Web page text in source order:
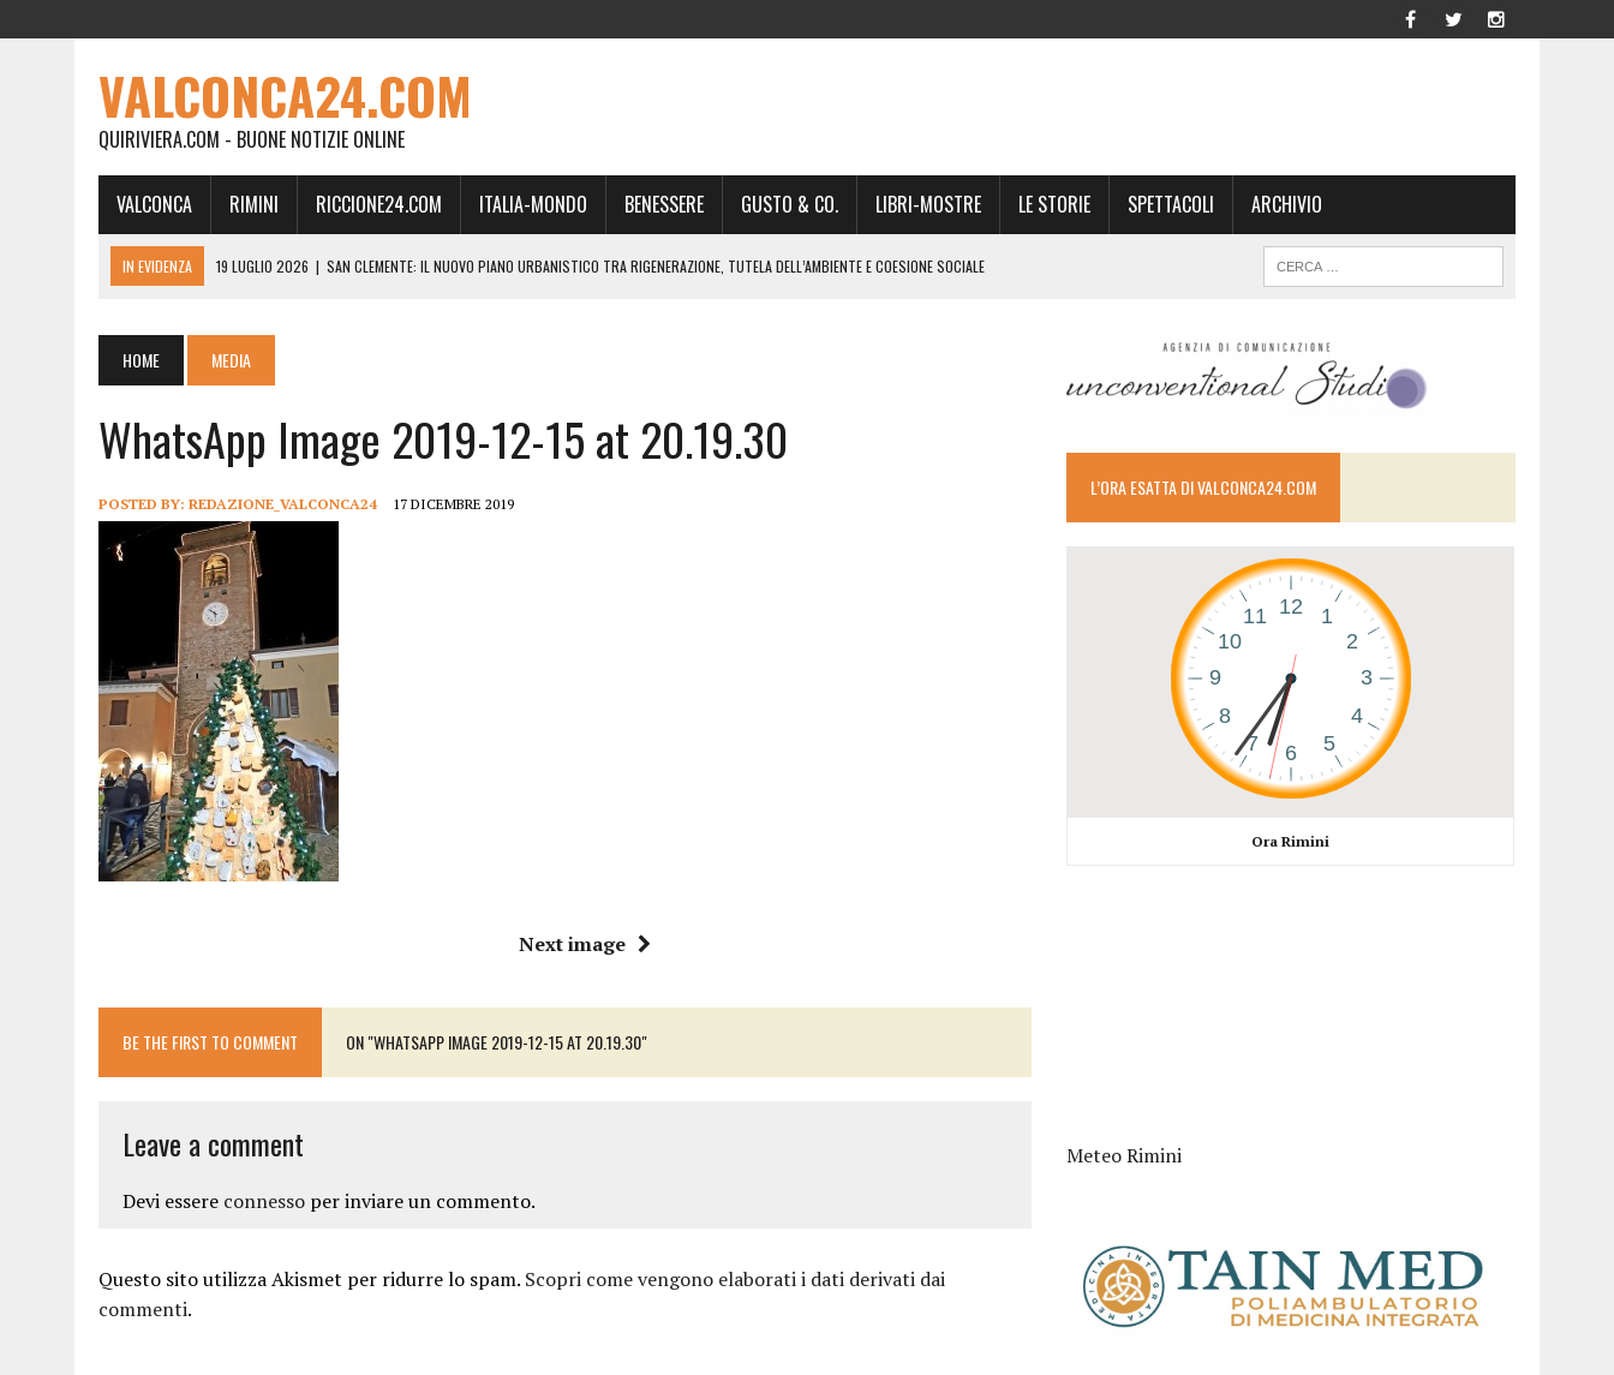
VALCONCA24.COM
QUIRIVIERA.COM - BUONE NOTIZIE ONLINE
VALCONCA RIMINI RICCIONE24.COM ITALIA-MONDO BENESSERE GUSTO & CO. LIBRI-MOSTRE LE STORIE SPETTACOLI ARCHIVIO
IN EVIDENZA 19 LUGLIO 2026 | SAN CLEMENTE: IL NUOVO PIANO URBANISTICO TRA RIGENERAZIONE, TUTELA DELL’AMBIENTE E COESIONE SOCIALE
19 FEBBRAIO 2026 | RIMINI, A IL GATTO SULL’ALBICOCCO ARRIVA ANDREA GIONCHETTI SOMMELIER DEL CALABRESE “QAFIZ”
28 GENNAIO 2026
DOVE LA CARNE DIVENTA MEMORIA: IL CORPO, L’ORIGINE, IL RITORNO. L’OPERA DI KIROLES BOSHRA È VITA VERA
18 DICEMBRE 2025 | SAN CLEMENTE, AL VILLA ULTIMO ATTO DELLA PRIMA PARTE DI STAGIONE TEATRALE CON CLAUDIO MORICI SABATO 20
18 DICEMBRE 2025 | SAN CLEMENTE, SALA DEL CONSIGLIO INTITOLATA A GIACOMO MATTEOTTI: “VITTIMA DELLA FURIA FASCISTA”
15 DICEMBRE 2025 | PANETTONI, TORRONE E CONTRO-PANETTONE: IN VALCONCA VINCONO MARZIALI, BURESTA, BARTOLINI, BIGUCCI, TASINI
11 DICEMBRE 2025 | LA GUIDA FLOS OLEI INCORONA I “MAGNIFICI 7” DELL’EVO IN REGIONE: TRE POSTI D’ONORE TOCCANO ALLA VALCONCA
11 DICEMBRE 2025 | DANTE ALIGHIERI E L’USO DI PAPAVERINA: ECCO COME RIUSCÌ A COMPORRE TANTE OPERE COSÌ VOLUMINOSE
10 DICEMBRE 2025 | MONTESCUDO, AL TEATRO ROSASPINA PRIMA EDIZIONE DELL’ITALIAN PET FRIENDLY GALÀ IDEATO DA MARCO BONINI
6 DICEMBRE 2025 | CATTOLICA, I FRATELLI RAUCCI CONFERMANO LA LORO STELLA DEL PREMIO GUIDA CHEF DI PIZZA: “UN GRANDE ONORE”
1 AGOSTO 2026 | A CATTOLICA APRE “RAVEN”: IL PRIMO “DRINK PLAY SHOP” DELLA REGINA VOLUTO DA FRANCESCA E NICOLAS
HOME MEDIA
WhatsApp Image 2019-12-15 at 20.19.30
POSTED BY: REDAZIONE_VALCONCA24 17 DICEMBRE 2019
Next image
BE THE FIRST TO COMMENT ON "WHATSAPP IMAGE 2019-12-15 AT 20.19.30"
Leave a comment
Devi essere connesso per inviare un commento.
Questo sito utilizza Akismet per ridurre lo spam. Scopri come vengono elaborati i dati derivati dai
commenti.
L’ORA ESATTA DI VALCONCA24.COM
Ora Rimini
Meteo Rimini